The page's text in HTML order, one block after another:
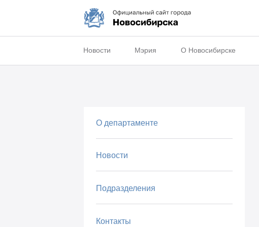
Новости Мэрия О Новосибирске
О департаменте
Новости
Подразделения
Контакты